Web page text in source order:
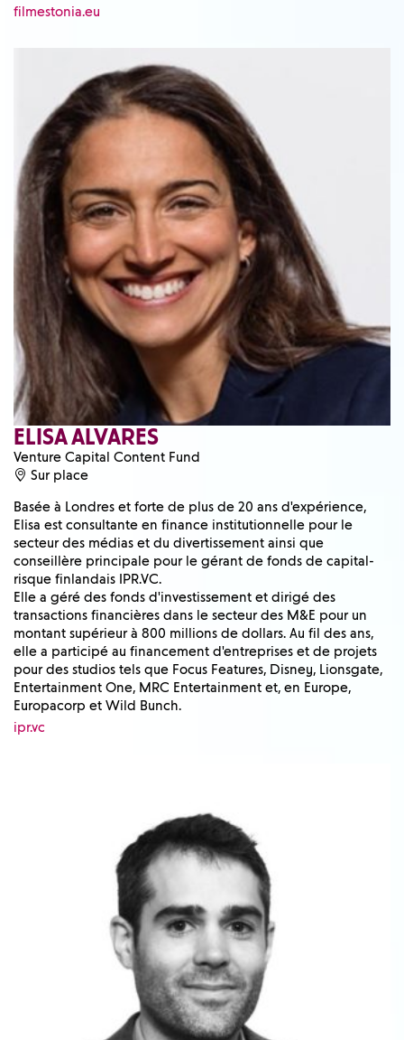
filmestonia.eu
ELISA ALVARES
Venture Capital Content Fund
Sur place
Basée à Londres et forte de plus de 20 ans d'expérience,
Elisa est consultante en finance institutionnelle pour le
secteur des médias et du divertissement ainsi que
conseillère principale pour le gérant de fonds de capital-
risque finlandais IPR.VC.
Elle a géré des fonds d'investissement et dirigé des
transactions financières dans le secteur des M&E pour un
montant supérieur à 800 millions de dollars. Au fil des ans,
elle a participé au financement d'entreprises et de projets
pour des studios tels que Focus Features, Disney, Lionsgate,
Entertainment One, MRC Entertainment et, en Europe,
Europacorp et Wild Bunch.
ipr.vc